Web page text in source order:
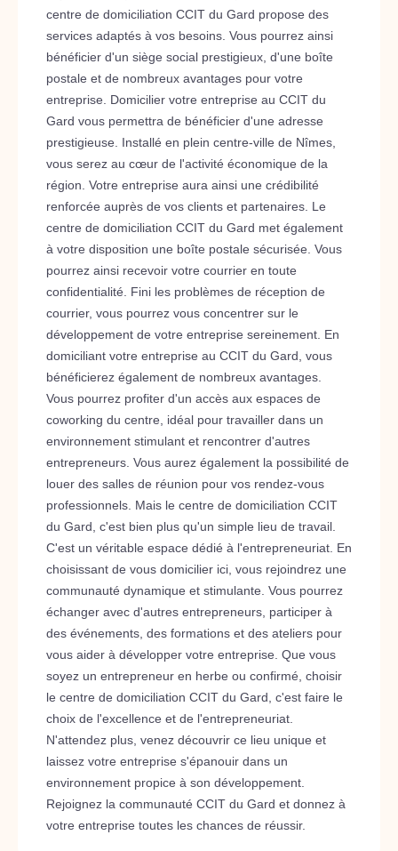
centre de domiciliation CCIT du Gard propose des
services adaptés à vos besoins. Vous pourrez ainsi
bénéficier d'un siège social prestigieux, d'une boîte
postale et de nombreux avantages pour votre
entreprise. Domicilier votre entreprise au CCIT du
Gard vous permettra de bénéficier d'une adresse
prestigieuse. Installé en plein centre-ville de Nîmes,
vous serez au cœur de l'activité économique de la
région. Votre entreprise aura ainsi une crédibilité
renforcée auprès de vos clients et partenaires. Le
centre de domiciliation CCIT du Gard met également
à votre disposition une boîte postale sécurisée. Vous
pourrez ainsi recevoir votre courrier en toute
confidentialité. Fini les problèmes de réception de
courrier, vous pourrez vous concentrer sur le
développement de votre entreprise sereinement. En
domiciliant votre entreprise au CCIT du Gard, vous
bénéficierez également de nombreux avantages.
Vous pourrez profiter d'un accès aux espaces de
coworking du centre, idéal pour travailler dans un
environnement stimulant et rencontrer d'autres
entrepreneurs. Vous aurez également la possibilité de
louer des salles de réunion pour vos rendez-vous
professionnels. Mais le centre de domiciliation CCIT
du Gard, c'est bien plus qu'un simple lieu de travail.
C'est un véritable espace dédié à l'entrepreneuriat. En
choisissant de vous domicilier ici, vous rejoindrez une
communauté dynamique et stimulante. Vous pourrez
échanger avec d'autres entrepreneurs, participer à
des événements, des formations et des ateliers pour
vous aider à développer votre entreprise. Que vous
soyez un entrepreneur en herbe ou confirmé, choisir
le centre de domiciliation CCIT du Gard, c'est faire le
choix de l'excellence et de l'entrepreneuriat.
N'attendez plus, venez découvrir ce lieu unique et
laissez votre entreprise s'épanouir dans un
environnement propice à son développement.
Rejoignez la communauté CCIT du Gard et donnez à
votre entreprise toutes les chances de réussir.